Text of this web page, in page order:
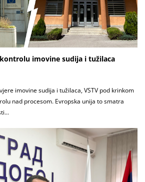
kontrolu imovine sudija i tužilaca
imovine sudija i tužilaca, VSTV pod krinkom
nad procesom. Evropska unija to smatra